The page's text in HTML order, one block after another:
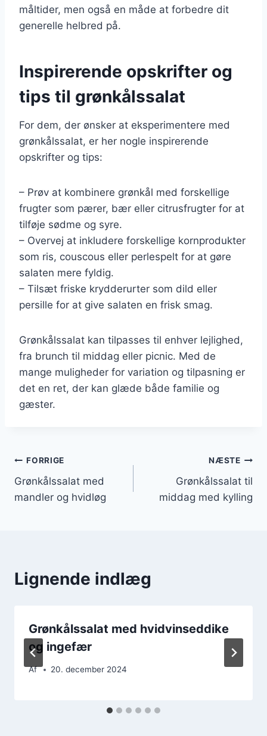
måltider, men også en måde at forbedre dit
generelle helbred på.
Inspirerende opskrifter og
tips til grønkålssalat
For dem, der ønsker at eksperimentere med
grønkålssalat, er her nogle inspirerende
opskrifter og tips:
– Prøv at kombinere grønkål med forskellige
frugter som pærer, bær eller citrusfrugter for at
tilføje sødme og syre.
– Overvej at inkludere forskellige kornprodukter
som ris, couscous eller perlespelt for at gøre
salaten mere fyldig.
– Tilsæt friske krydderurter som dild eller
persille for at give salaten en frisk smag.
Grønkålssalat kan tilpasses til enhver lejlighed,
fra brunch til middag eller picnic. Med de
mange muligheder for variation og tilpasning er
det en ret, der kan glæde både familie og
gæster.
Indlægsnavigation
FORRIGE
Grønkålssalat med
mandler og hvidløg
NÆSTE
Grønkålssalat til
middag med kylling
Lignende indlæg
Grønkålssalat med hvidvinseddike
og ingefær
Af 20. december 2024